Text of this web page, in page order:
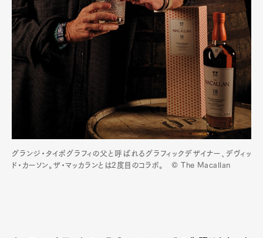
グランジ・タイポグラフィの父と呼ばれるグラフィックデザイナー、デヴィッ
ド・カーソン。ザ・マッカランとは2度目のコラボ。 © The Macallan